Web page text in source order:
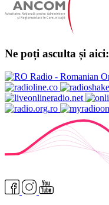
Ne poți asculta și aici: